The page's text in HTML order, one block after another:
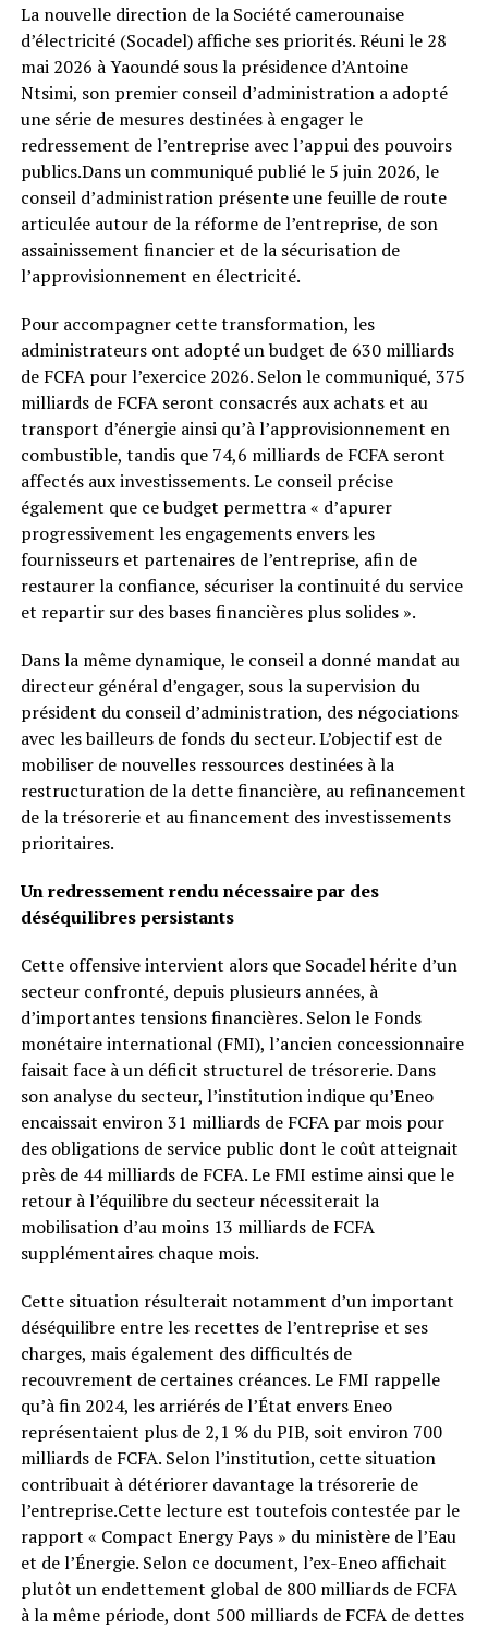
La nouvelle direction de la Société camerounaise
d’électricité (Socadel) affiche ses priorités. Réuni le 28
mai 2026 à Yaoundé sous la présidence d’Antoine
Ntsimi, son premier conseil d’administration a adopté
une série de mesures destinées à engager le
redressement de l’entreprise avec l’appui des pouvoirs
publics.Dans un communiqué publié le 5 juin 2026, le
conseil d’administration présente une feuille de route
articulée autour de la réforme de l’entreprise, de son
assainissement financier et de la sécurisation de
l’approvisionnement en électricité.
Pour accompagner cette transformation, les
administrateurs ont adopté un budget de 630 milliards
de FCFA pour l’exercice 2026. Selon le communiqué, 375
milliards de FCFA seront consacrés aux achats et au
transport d’énergie ainsi qu’à l’approvisionnement en
combustible, tandis que 74,6 milliards de FCFA seront
affectés aux investissements. Le conseil précise
également que ce budget permettra « d’apurer
progressivement les engagements envers les
fournisseurs et partenaires de l’entreprise, afin de
restaurer la confiance, sécuriser la continuité du service
et repartir sur des bases financières plus solides ».
Dans la même dynamique, le conseil a donné mandat au
directeur général d’engager, sous la supervision du
président du conseil d’administration, des négociations
avec les bailleurs de fonds du secteur. L’objectif est de
mobiliser de nouvelles ressources destinées à la
restructuration de la dette financière, au refinancement
de la trésorerie et au financement des investissements
prioritaires.
Un redressement rendu nécessaire par des
déséquilibres persistants
Cette offensive intervient alors que Socadel hérite d’un
secteur confronté, depuis plusieurs années, à
d’importantes tensions financières. Selon le Fonds
monétaire international (FMI), l’ancien concessionnaire
faisait face à un déficit structurel de trésorerie. Dans
son analyse du secteur, l’institution indique qu’Eneo
encaissait environ 31 milliards de FCFA par mois pour
des obligations de service public dont le coût atteignait
près de 44 milliards de FCFA. Le FMI estime ainsi que le
retour à l’équilibre du secteur nécessiterait la
mobilisation d’au moins 13 milliards de FCFA
supplémentaires chaque mois.
Cette situation résulterait notamment d’un important
déséquilibre entre les recettes de l’entreprise et ses
charges, mais également des difficultés de
recouvrement de certaines créances. Le FMI rappelle
qu’à fin 2024, les arriérés de l’État envers Eneo
représentaient plus de 2,1 % du PIB, soit environ 700
milliards de FCFA. Selon l’institution, cette situation
contribuait à détériorer davantage la trésorerie de
l’entreprise.Cette lecture est toutefois contestée par le
rapport « Compact Energy Pays » du ministère de l’Eau
et de l’Énergie. Selon ce document, l’ex-Eneo affichait
plutôt un endettement global de 800 milliards de FCFA
à la même période, dont 500 milliards de FCFA de dettes